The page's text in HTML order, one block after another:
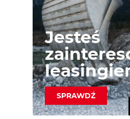
Jesteś
SPRAWDŹ